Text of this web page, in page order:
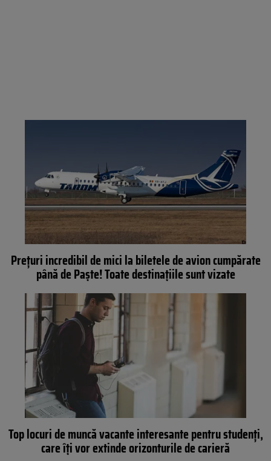
Preţuri incredibil de mici la biletele de avion cumpărate
până de Paşte! Toate destinaţiile sunt vizate
Top locuri de muncă vacante interesante pentru studenți,
care îți vor extinde orizonturile de carieră